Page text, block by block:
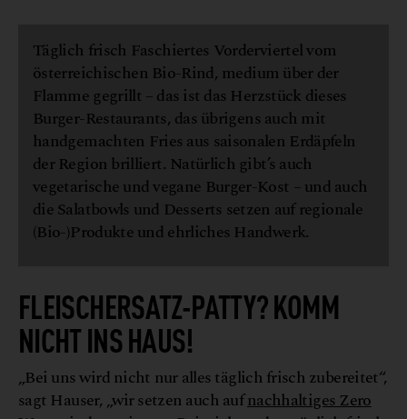
Täglich frisch Faschiertes Vorderviertel vom
österreichischen Bio-Rind, medium über der
Flamme gegrillt – das ist das Herzstück dieses
Burger-Restaurants, das übrigens auch mit
handgemachten Fries aus saisonalen Erdäpfeln
der Region brilliert. Natürlich gibt’s auch
vegetarische und vegane Burger-Kost – und auch
die Salatbowls und Desserts setzen auf regionale
(Bio-)Produkte und ehrliches Handwerk.
FLEISCHERSATZ-PATTY? KOMM
NICHT INS HAUS!
„Bei uns wird nicht nur alles täglich frisch zubereitet“,
sagt Hauser, „wir setzen auch aufnachhaltiges Zero